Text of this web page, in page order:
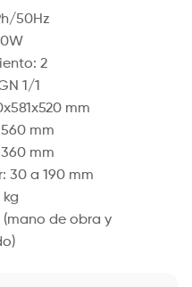
50Hz
2
1/1
mm
mm
mm
30 a 190 mm
de obra y